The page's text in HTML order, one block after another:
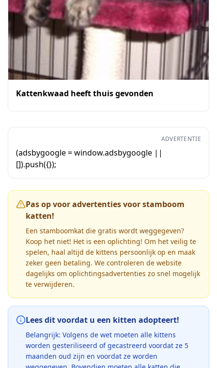
Kattenkwaad heeft thuis gevonden
ADVERTENTIE
(adsbygoogle = window.adsbygoogle ||
[]).push({});
Pas op voor advertenties voor stamboom
katten!
Een stamboomkat die gratis wordt weggegeven?
Koop het niet! Het is een oplichting! Om het veilig te
spelen, haal altijd de kittens persoonlijk op en maak
zeker geen betaling. We controleren de website
dagelijks om oplichtingsadvertenties zo snel mogelijk
te verwijderen.
Lees dit voordat u een kitten adopteert!
Belangrijk: Volgens de wet moeten alle kittens
worden gesteriliseerd of gecastreerd voordat ze 5
maanden oud zijn en voordat ze worden